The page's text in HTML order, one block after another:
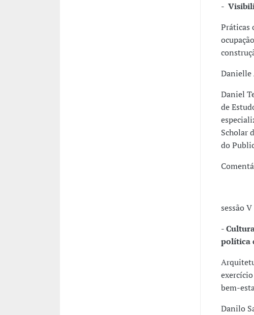
-
Práticas
Danielle
Daniel
de
Scholar
do
sessão
-
política
bem-
Danilo